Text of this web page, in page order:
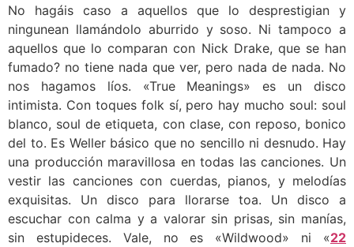
No hagáis caso a aquellos que lo desprestigian y
ningunean llamándolo aburrido y soso. Ni tampoco a
aquellos que lo comparan con Nick Drake, que se han
fumado? no tiene nada que ver, pero nada de nada. No
nos hagamos líos. «True Meanings» es un disco
intimista. Con toques folk sí, pero hay mucho soul: soul
blanco, soul de etiqueta, con clase, con reposo, bonico
del to. Es Weller básico que no sencillo ni desnudo. Hay
una producción maravillosa en todas las canciones. Un
vestir las canciones con cuerdas, pianos, y melodías
exquisitas. Un disco para llorarse toa. Un disco a
escuchar con calma y a valorar sin prisas, sin manías,
sin estupideces. Vale, no es «Wildwood» ni «22